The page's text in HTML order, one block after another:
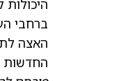
האצה
החדשות